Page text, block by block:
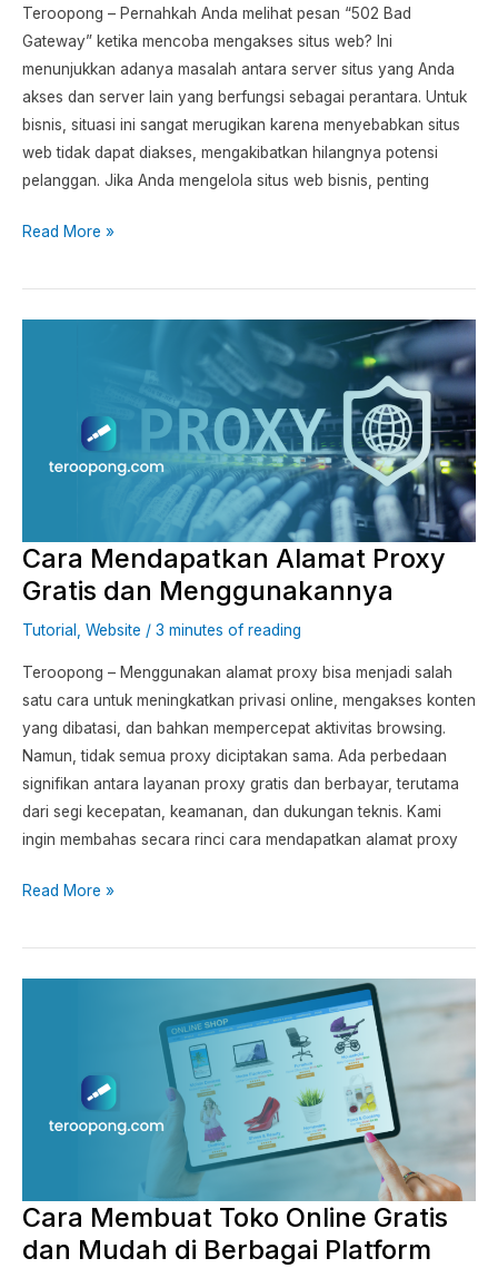
Teroopong – Pernahkah Anda melihat pesan “502 Bad
Gateway” ketika mencoba mengakses situs web? Ini
menunjukkan adanya masalah antara server situs yang Anda
akses dan server lain yang berfungsi sebagai perantara. Untuk
bisnis, situasi ini sangat merugikan karena menyebabkan situs
web tidak dapat diakses, mengakibatkan hilangnya potensi
pelanggan. Jika Anda mengelola situs web bisnis, penting
Read More »
Cara Mendapatkan Alamat Proxy
Gratis dan Menggunakannya
Tutorial Website / 3 minutes of reading
Teroopong – Menggunakan alamat proxy bisa menjadi salah
satu cara untuk meningkatkan privasi online, mengakses konten
yang dibatasi, dan bahkan mempercepat aktivitas browsing.
Namun, tidak semua proxy diciptakan sama. Ada perbedaan
signifikan antara layanan proxy gratis dan berbayar, terutama
dari segi kecepatan, keamanan, dan dukungan teknis. Kami
ingin membahas secara rinci cara mendapatkan alamat proxy
Read More »
Cara Membuat Toko Online Gratis
dan Mudah di Berbagai Platform
Berbagai
Platform